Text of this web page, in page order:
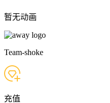
暂无动画
Team-shoke
充值